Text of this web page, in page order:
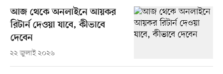
আজ থেকে অনলাইনে আয়কর
রিটার্ন দেওয়া যাবে, কীভাবে
দেবেন
২২ জুলাই ২০২৬